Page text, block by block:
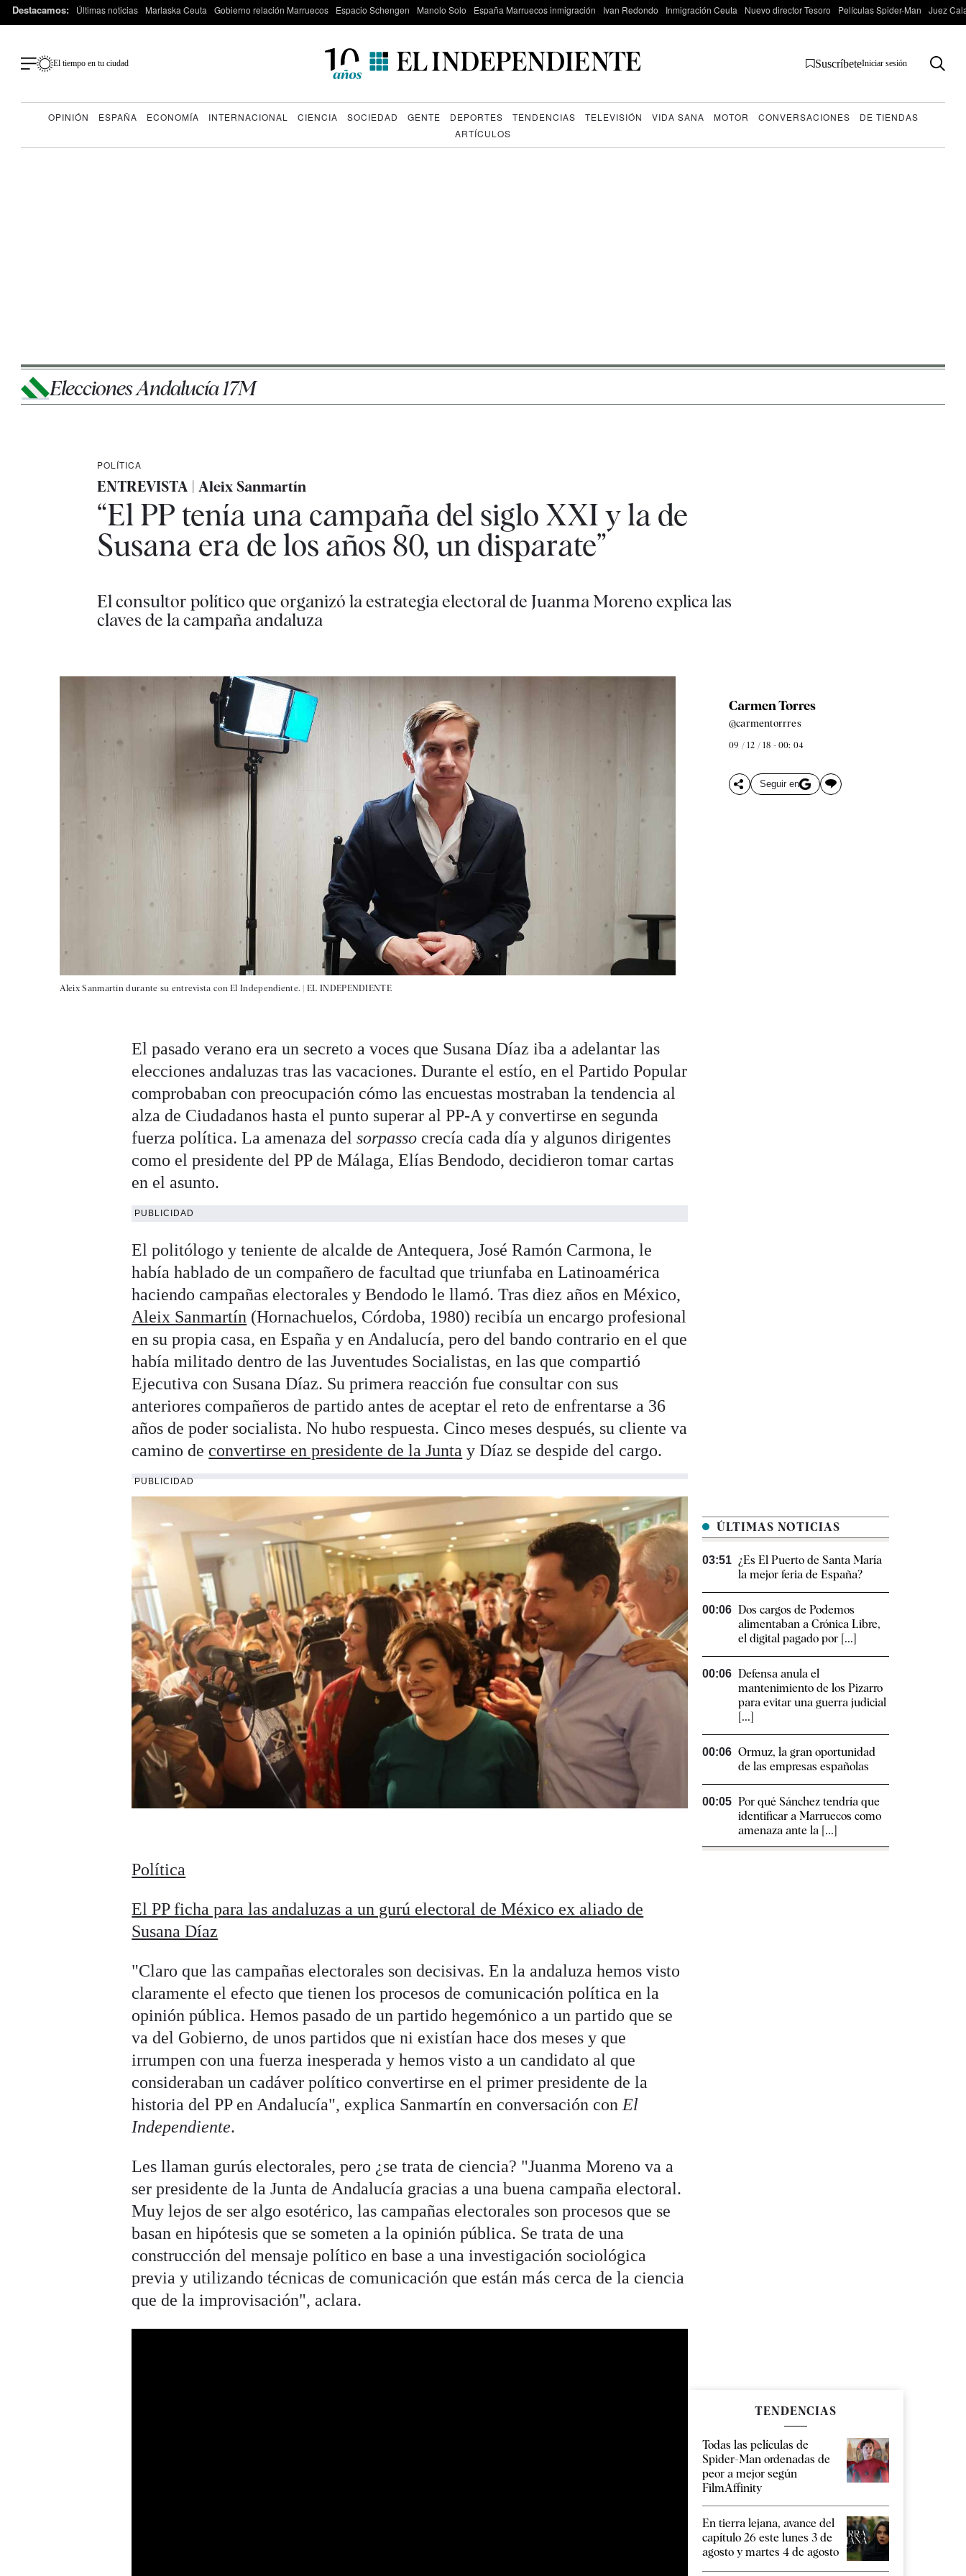
Destacamos: Últimas noticias Marlaska Ceuta Gobierno relación Marruecos Espacio Schengen Manolo Solo España Marruecos inmigración Ivan Redondo Inmigración Ceuta Nuevo director Tesoro Películas Spider-Man Juez
El tiempo en tu ciudad SuscríbeteIniciar sesión
OPINIÓN ESPAÑA ECONOMÍA INTERNACIONAL CIENCIA SOCIEDAD GENTE DEPORTES TENDENCIAS TELEVISIÓN VIDA SANA MOTOR CONVERSACIONES
DE TIENDAS
ARTÍCULOS
Elecciones Andalucía 17M
POLÍTICA
ENTREVISTA | Aleix Sanmartín
“El PP tenía una campaña del siglo XXI y la de
Susana era de los años 80, un disparate”
El consultor político que organizó la estrategia electoral de Juanma Moreno explica las
claves de la campaña andaluza
Aleix Sanmartín durante su entrevista con El Independiente. |EL INDEPENDIENTE
Carmen Torres
@carmentorrres
09 / 12 / 18 - 00: 04
Seguir en
El pasado verano era un secreto a voces que Susana Díaz iba a adelantar las
elecciones andaluzas tras las vacaciones. Durante el estío, en el Partido Popular
comprobaban con preocupación cómo las encuestas mostraban la tendencia al
alza de Ciudadanos hasta el punto superar al PP-A y convertirse en segunda
fuerza política. La amenaza delsorpasso crecía cada día y algunos dirigentes
como el presidente del PP de Málaga, Elías Bendodo, decidieron tomar cartas
en el asunto.
PUBLICIDAD
El politólogo y teniente de alcalde de Antequera, José Ramón Carmona, le
había hablado de un compañero de facultad que triunfaba en Latinoamérica
haciendo campañas electorales y Bendodo le llamó. Tras diez años en México,
Aleix Sanmartín (Hornachuelos, Córdoba, 1980) recibía un encargo profesional
en su propia casa, en España y en Andalucía, pero del bando contrario en el que
había militado dentro de las Juventudes Socialistas, en las que compartió
Ejecutiva con Susana Díaz. Su primera reacción fue consultar con sus
anteriores compañeros de partido antes de aceptar el reto de enfrentarse a 36
años de poder socialista. No hubo respuesta. Cinco meses después, su cliente va
camino de convertirse en presidente de la Junta y Díaz se despide del cargo.
PUBLICIDAD
Política
El PP ficha para las andaluzas a un gurú electoral de México ex aliado de
Susana Díaz
"Claro que las campañas electorales son decisivas. En la andaluza hemos visto
claramente el efecto que tienen los procesos de comunicación política en la
opinión pública. Hemos pasado de un partido hegemónico a un partido que se
va del Gobierno, de unos partidos que ni existían hace dos meses y que
irrumpen con una fuerza inesperada y hemos visto a un candidato al que
consideraban un cadáver político convertirse en el primer presidente de la
historia del PP en Andalucía", explica Sanmartín en conversación conEl
Independiente.
Les llaman gurús electorales, pero ¿se trata de ciencia? "Juanma Moreno va a
ser presidente de la Junta de Andalucía gracias a una buena campaña electoral.
Muy lejos de ser algo esotérico, las campañas electorales son procesos que se
basan en hipótesis que se someten a la opinión pública. Se trata de una
construcción del mensaje político en base a una investigación sociológica
previa y utilizando técnicas de comunicación que están más cerca de la ciencia
que de la improvisación", aclara.
ÚLTIMAS NOTICIAS
03:51 ¿Es El Puerto de Santa María
la mejor feria de España?
00:06 Dos cargos de Podemos
alimentaban a Crónica Libre,
el digital pagado por [...]
00:06 Defensa anula el
mantenimiento de los Pizarro
para evitar una guerra judicial
[...]
00:06 Ormuz, la gran oportunidad
de las empresas españolas
00:05 Por qué Sánchez tendría que
identificar a Marruecos como
amenaza ante la [...]
TENDENCIAS
Todas las películas de
Spider-Man ordenadas de
peor a mejor según
FilmAffinity
En tierra lejana, avance del
capítulo 26 este lunes 3 de
agosto y martes 4 de agosto